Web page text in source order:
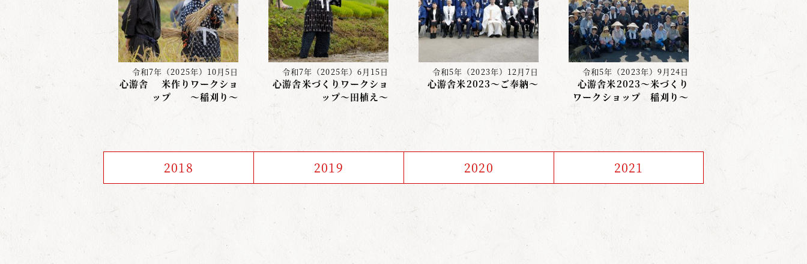
令和7年（2025年）10月5日
心游舎 米作りワークショ
ップ 〜稲刈り〜
令和7年（2025年）6月15日
心游舎米づくりワークショ
ップ〜田植え〜
令和5年（2023年）12月7日
心游舎米2023～ご奉納～
令和5年（2023年）9月24日
心游舎米2023～米づくり
ワークショップ 稲刈り～
2018 2019 2020 2021